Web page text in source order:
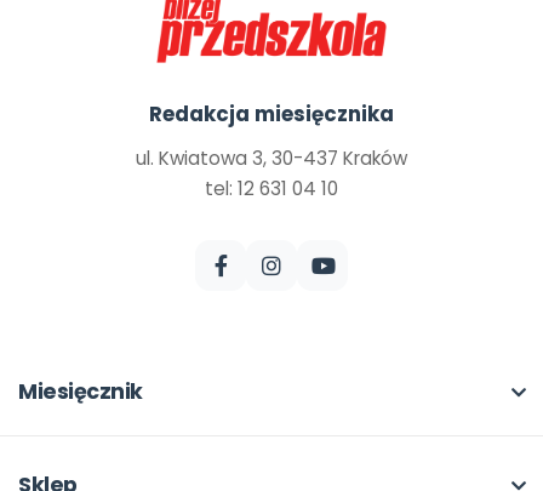
Redakcja miesięcznika
ul. Kwiatowa 3, 30-437 Kraków
tel: 12 631 04 10
Miesięcznik
W numerze